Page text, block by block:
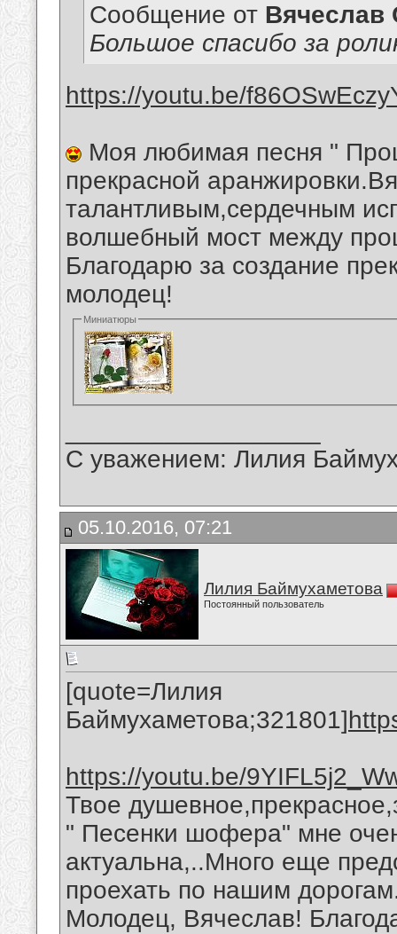
Сообщение от Вячеслав
Большое спасибо за
https://youtu.be/
Моя любимая песня "
прекрасной
талантливым,сердечным
волшебный мост между
Благодарю за создание
молодец!
Миниатюры
С уважением: Лилия
05.10.2016, 07:21
Лилия Баймухаметова
Постоянный пользователь
[quote=Лилия
Баймухаметова;321801]
https://youtu.be/
Твое
" Песенки шофера" мне
актуальна,..Много еще
проехать по нашим
Молодец, Вячеслав!